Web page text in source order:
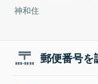
神和住
郵便番号を